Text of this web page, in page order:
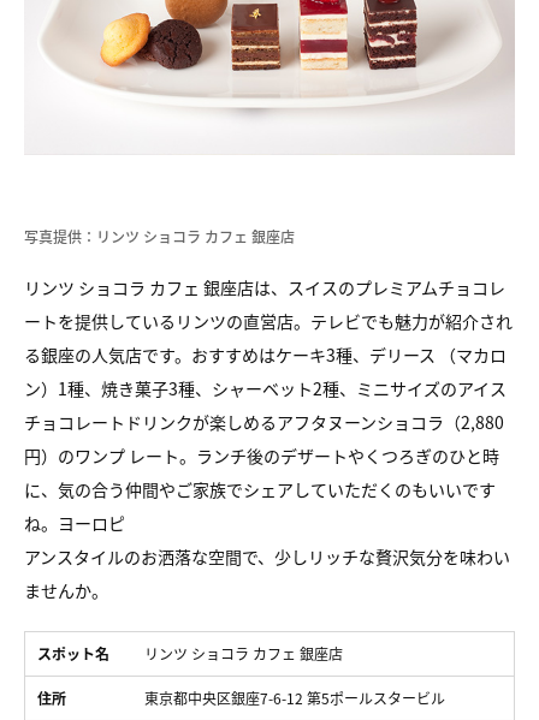
写真提供：リンツ ショコラ カフェ 銀座店
リンツ ショコラ カフェ 銀座店は、スイスのプレミアムチョコレ
ートを提供しているリンツの直営店。テレビでも魅力が紹介され
る銀座の人気店です。おすすめはケーキ3種、デリース （マカロ
ン）1種、焼き菓子3種、シャーベット2種、ミニサイズのアイス
チョコレートドリンクが楽しめるアフタヌーンショコラ（2,880
円）のワンプ レート。ランチ後のデザートやくつろぎのひと時
に、気の合う仲間やご家族でシェアしていただくのもいいです
ね。ヨーロピ
アンスタイルのお洒落な空間で、少しリッチな贅沢気分を味わい
ませんか。
スポット名 リンツ ショコラ カフェ 銀座店
住所 東京都中央区銀座7-6-12 第5ポールスタービル